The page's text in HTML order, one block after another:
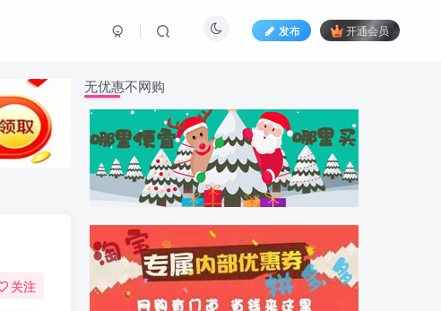
发布 开通会员
关注
无优惠不网购